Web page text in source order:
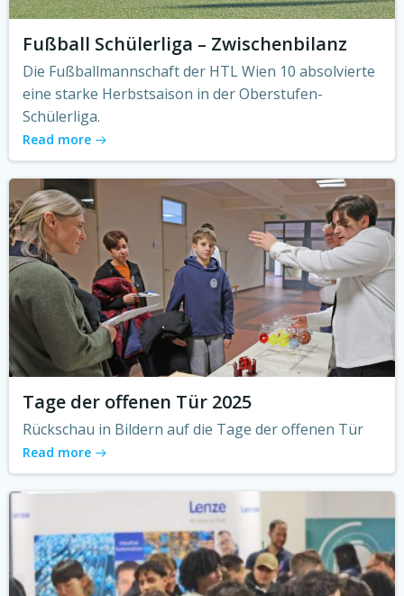
Fußball Schülerliga – Zwischenbilanz
Die Fußballmannschaft der HTL Wien 10 absolvierte
eine starke Herbstsaison in der Oberstufen-
Schülerliga.
Read more
Tage der offenen Tür 2025
Rückschau in Bildern auf die Tage der offenen Tür
Read more